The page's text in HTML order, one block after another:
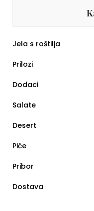
Jela s roštilja
Prilozi
Dodaci
Salate
Desert
Piće
Pribor
Dostava